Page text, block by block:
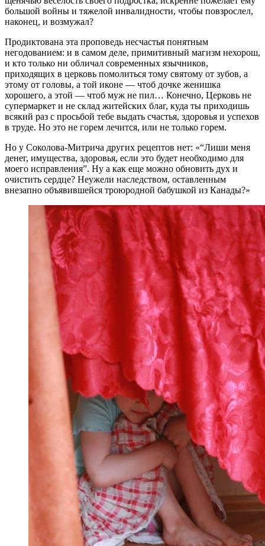
большой войны и тяжелой инвалидности, чтобы повзрослел,
наконец, и возмужал?
Продиктована эта проповедь несчастья понятным
негодованием: и в самом деле, примитивный магизм нехорош,
и кто только ни обличал современных язычников,
приходящих в церковь помолиться тому святому от зубов, а
этому от головы, а той иконе — чтоб дочке женишка
хорошего, а этой — чтоб муж не пил… Конечно, Церковь не
супермаркет и не склад житейских благ, куда ты приходишь
всякий раз с просьбой тебе выдать счастья, здоровья и успехов
в труде. Но это не горем лечится, или не только горем.
Но у Соколова-Митрича других рецептов нет: «“Лиши меня
денег, имущества, здоровья, если это будет необходимо для
моего исправления”. Ну а как еще можно обновить дух и
очистить сердце? Неужели наследством, оставленным
внезапно объявившейся троюродной бабушкой из Канады?»